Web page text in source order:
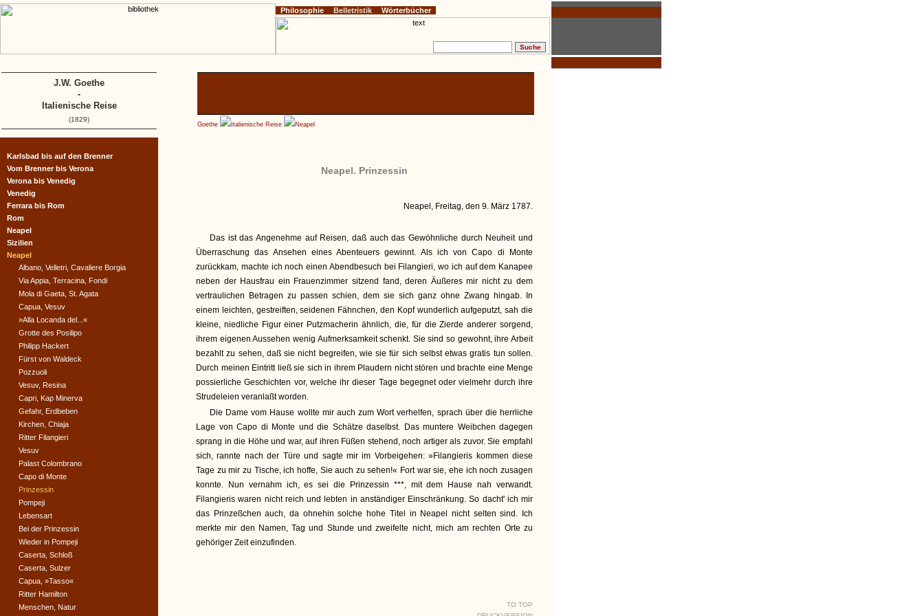
Goethe Italienische Reise Neapel
Neapel. Prinzessin
Neapel, Freitag, den 9. März 1787.
Das ist das Angenehme auf Reisen, daß auch das Gewöhnliche durch Neuheit und
Überraschung das Ansehen eines Abenteuers gewinnt. Als ich von Capo di Monte
zurückkam, machte ich noch einen Abendbesuch bei Filangieri, wo ich auf dem Kanapee
neben der Hausfrau ein Frauenzimmer sitzend fand, deren Äußeres mir nicht zu dem
vertraulichen Betragen zu passen schien, dem sie sich ganz ohne Zwang hingab. In
einem leichten, gestreiften, seidenen Fähnchen, den Kopf wunderlich aufgeputzt, sah die
kleine, niedliche Figur einer Putzmacherin ähnlich, die, für die Zierde anderer sorgend,
ihrem eigenen Aussehen wenig Aufmerksamkeit schenkt. Sie sind so gewohnt, ihre Arbeit
bezahlt zu sehen, daß sie nicht begreifen, wie sie für sich selbst etwas gratis tun sollen.
Durch meinen Eintritt ließ sie sich in ihrem Plaudern nicht stören und brachte eine Menge
possierliche Geschichten vor, welche ihr dieser Tage begegnet oder vielmehr durch ihre
Strudeleien veranlaßt worden.
Die Dame vom Hause wollte mir auch zum Wort verhelfen, sprach über die herrliche
Lage von Capo di Monte und die Schätze daselbst. Das muntere Weibchen dagegen
sprang in die Höhe und war, auf ihren Füßen stehend, noch artiger als zuvor. Sie empfahl
sich, rannte nach der Türe und sagte mir im Vorbeigehen: »Filangieris kommen diese
Tage zu mir zu Tische, ich hoffe, Sie auch zu sehen!« Fort war sie, ehe ich noch zusagen
konnte. Nun vernahm ich, es sei die Prinzessin ***, mit dem Hause nah verwandt.
Filangieris waren nicht reich und lebten in anständiger Einschränkung. So dacht' ich mir
das Prinzeßchen auch, da ohnehin solche hohe Titel in Neapel nicht selten sind. Ich
merkte mir den Namen, Tag und Stunde und zweifelte nicht, mich am rechten Orte zu
gehöriger Zeit einzufinden.
TO TOP
Karlsbad bis auf den Brenner
Vom Brenner bis Verona
Verona bis Venedig
Venedig
Ferrara bis Rom
Rom
Neapel
Sizilien
Neapel
Albano, Velletri, Cavaliere Borgia
Via Appia, Terracina, Fondi
Mola di Gaeta, St. Agata
Capua, Vesuv
»Alla Locanda del...«
Grotte des Posilipo
Philipp Hackert
Fürst von Waldeck
Pozzuoli
Vesuv, Resina
Capri, Kap Minerva
Gefahr, Erdbeben
Kirchen, Chiaja
Ritter Filangieri
Vesuv
Palast Colombrano
Capo di Monte
Prinzessin
Pompeji
Lebensart
Bei der Prinzessin
Wieder in Pompeji
Caserta, Schloß
Caserta, Sulzer
Capua, »Tasso«
Ritter Hamilton
Menschen, Natur
Philosophie Belletristik Wörterbücher
J.W. Goethe
-
Italienische Reise
(1829)